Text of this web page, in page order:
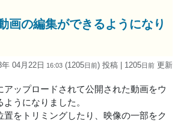
画の編集ができるようになり
年 04月22日 16:03 (1205日前) 投稿 | 1205日前 更新
アップロードされて公開された動画をウ
うになりました。
置をトリミングしたり、映像の一部をク